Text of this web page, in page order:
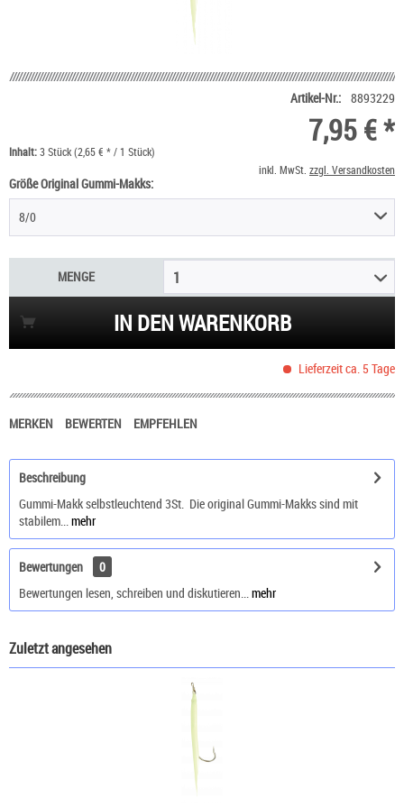
Artikel-Nr.: 8893229
7,95 € *
Inhalt:3 Stück (2,65 € * / 1 Stück)
inkl. MwSt. zzgl. Versandkosten
Größe Original Gummi-Makks:
8/0
MENGE 1
IN DEN WARENKORB
Lieferzeit ca. 5 Tage
MERKEN BEWERTEN EMPFEHLEN
Beschreibung
Gummi-Makk selbstleuchtend 3St. Die original Gummi-Makks sind mit
stabilem...mehr
Bewertungen
0
Bewertungen lesen, schreiben und diskutieren...mehr
Zuletzt angesehen